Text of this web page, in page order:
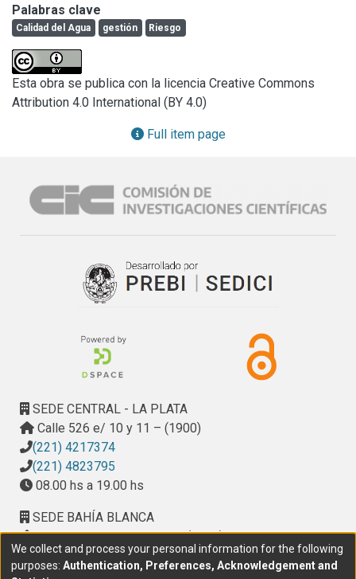
Palabras clave
Calidad del Agua gestión Riesgo
Esta obra se publica con la licencia Creative Commons
Attribution 4.0 International (BY 4.0)
Full item page
SEDE CENTRAL - LA PLATA
Calle 526 e/ 10 y 11 – (1900)
(221) 4217374
(221) 4823795
08.00 hs a 19.00 hs
SEDE BAHÍA BLANCA
Calle Ciudad de Cali 320 – (8000). Universidad
Provincial del Sudoeste (UPSO)
(291) 459 2550, interno 147
We collect and process your personal information for the following
purposes: Authentication, Preferences, Acknowledgement and